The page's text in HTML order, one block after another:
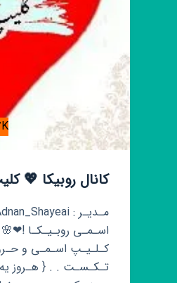
22.7K
کانال روبیکا 💖
اسـمـی روبـیـکـا !❤🌸
کـلـیـپ اسـمـی و
تـکـسـت . . { هـروز